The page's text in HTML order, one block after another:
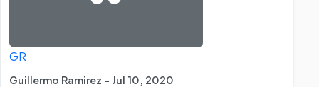
GR
Guillermo Ramirez - Jul 10, 2020